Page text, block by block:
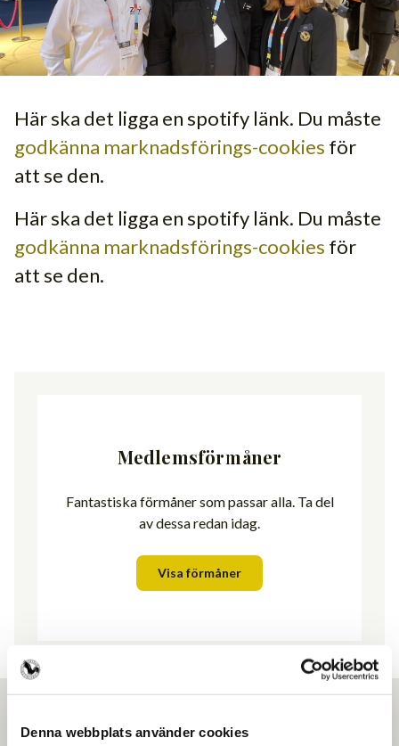
Denna webbplats använder cookies
Här ska det ligga en spotify länk. Du måste
godkänna marknadsförings-cookies för
att se den.
Här ska det ligga en spotify länk. Du måste
godkänna marknadsförings-cookies för
att se den.
Medlemsförmåner
Fantastiska förmåner som passar alla. Ta del
av dessa redan idag.
Visa förmåner